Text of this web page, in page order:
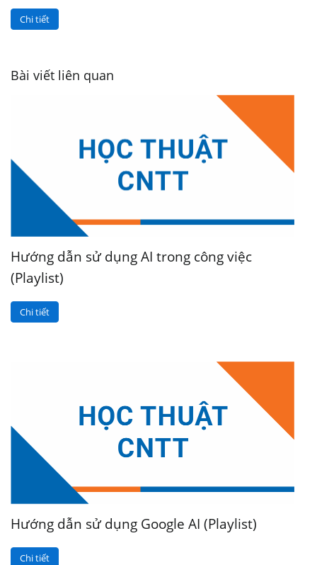
Chi tiết
Bài viết liên quan
Hướng dẫn sử dụng AI trong công việc
(Playlist)
Chi tiết
Hướng dẫn sử dụng Google AI (Playlist)
Chi tiết